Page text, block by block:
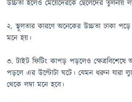
উচ্চতা হলেও মেয়েদেরকে ছেলেদের তুলনায়
২. স্থূলতার কারণে অনেকের উচ্চতা ঢাকা পড়ে
মনে হয়।
৩. টাইট ফিটিং কাপড় পড়লেও ক্ষেত্রবিশেষে
পড়লে এর উল্টোটা ঘটে। যেমন ধরুন যারা
থেকে লম্বা মনে হবে।